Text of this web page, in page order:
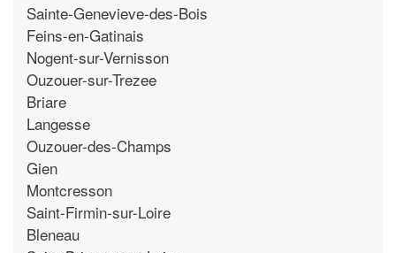
Sainte-Genevieve-des-Bois
Feins-en-Gatinais
Nogent-sur-Vernisson
Ouzouer-sur-Trezee
Briare
Langesse
Ouzouer-des-Champs
Gien
Montcresson
Saint-Firmin-sur-Loire
Bleneau